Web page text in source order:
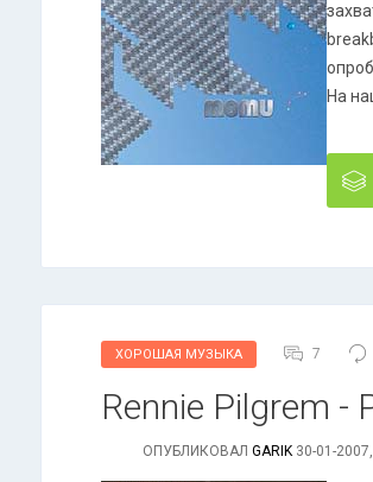
На
ХОРОШАЯ МУЗЫКА 7
Rennie Pilgrem -
ОПУБЛИКОВАЛ GARIK 30-01-